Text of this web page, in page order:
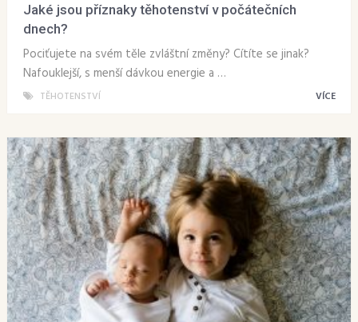
Jaké jsou příznaky těhotenství v počátečních
dnech?
Pociťujete na svém těle zvláštní změny? Cítíte se jinak?
Nafouklejší, s menší dávkou energie a …
TĚHOTENSTVÍ VÍCE